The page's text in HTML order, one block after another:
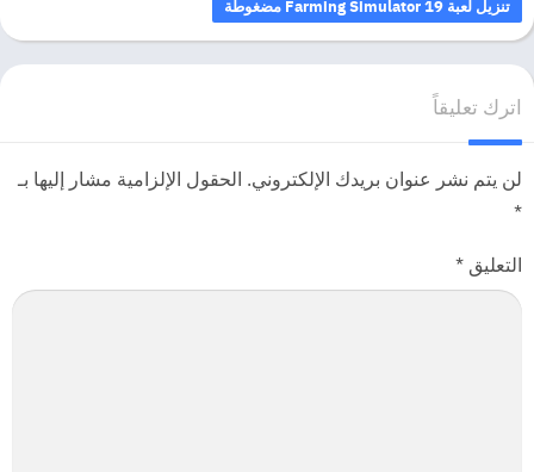
كيفية تنزيل وتثبيت Farming Simulator 19
انقر فوق تحميل مجانى اعلى المقاله أدناه ويجب إعادة توجيهك إلى صفحة
التحميل .
فوق ملف .zip وانقر فوق “Extract to
exe.
تنزيل لعبة Farming Simulator 19 مضغوطة
اترك تعليقاً
لن يتم نشر عنوان بريدك الإلكتروني. الحقول الإلزامية مشار إليها بـ
*
التعليق *